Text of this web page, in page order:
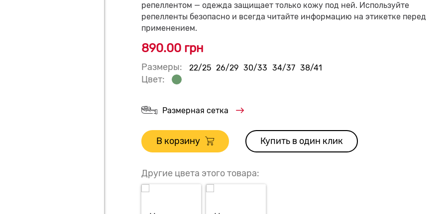
репеллентом — одежда защищает только кожу под ней. Используйте
репелленты безопасно и всегда читайте информацию на этикетке перед
применением.
890.00 грн
Размеры: 22/25 26/29 30/33 34/37 38/41
Цвет:
Размерная сетка
В корзину Купить в один клик
Другие цвета этого товара: